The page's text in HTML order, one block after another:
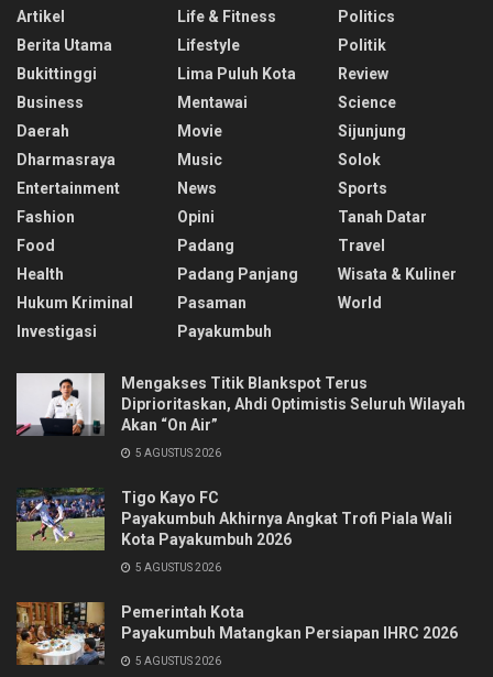
Artikel
Berita Utama
Bukittinggi
Business
Daerah
Dharmasraya
Entertainment
Fashion
Food
Health
Hukum Kriminal
Investigasi
Life & Fitness
Lifestyle
Lima Puluh Kota
Mentawai
Movie
Music
News
Opini
Padang
Padang Panjang
Pasaman
Payakumbuh
Politics
Politik
Review
Science
Sijunjung
Solok
Sports
Tanah Datar
Travel
Wisata & Kuliner
World
Mengakses Titik Blankspot Terus
Diprioritaskan, Ahdi Optimistis Seluruh Wilayah
Akan “On Air”
5 AGUSTUS 2026
Tigo Kayo FC
Payakumbuh Akhirnya Angkat Trofi Piala Wali
Kota Payakumbuh 2026
5 AGUSTUS 2026
Pemerintah Kota
Payakumbuh Matangkan Persiapan IHRC 2026
5 AGUSTUS 2026